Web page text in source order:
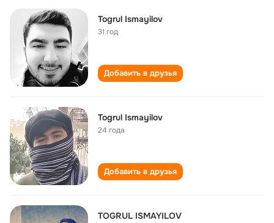
Togrul Ismayilov
31 год
Добавить в друзья
Togrul Ismayilov
24 года
Добавить в друзья
TOGRUL ISMAYILOV